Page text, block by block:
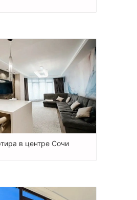
в центре Сочи